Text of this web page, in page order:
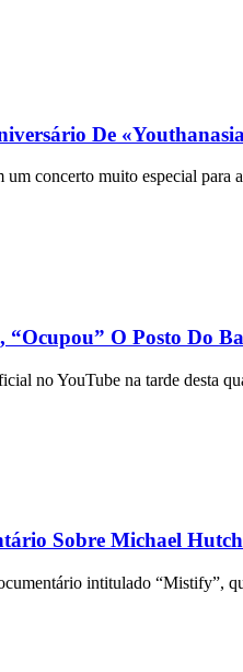
De
um concerto muito especial
“Ocupou” O Posto Do
no YouTube na tarde desta
Sobre Michael
intitulado “Mistify”,